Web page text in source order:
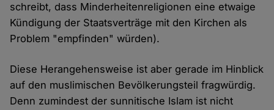
schreibt, dass Minderheitenreligionen eine etwaige
Kündigung der Staatsverträge mit den Kirchen als
Problem "empfinden" würden).
Diese Herangehensweise ist aber gerade im Hinblick
auf den muslimischen Bevölkerungsteil fragwürdig.
Denn zumindest der sunnitische Islam ist nicht